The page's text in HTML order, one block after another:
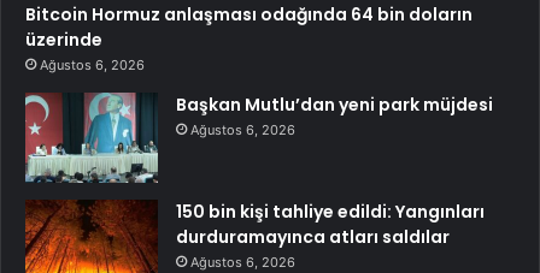
Bitcoin Hormuz anlaşması odağında 64 bin doların
üzerinde
Ağustos 6, 2026
Başkan Mutlu’dan yeni park müjdesi
Ağustos 6, 2026
150 bin kişi tahliye edildi: Yangınları
durduramayınca atları saldılar
Ağustos 6, 2026